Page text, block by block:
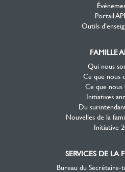
Portail
Outils
FAMILLE
Qui nous
Ce que nous
Ce que nous
Initiatives
Du
Nouvelles de la
Initiative
SERVICES DE LA
Bureau du